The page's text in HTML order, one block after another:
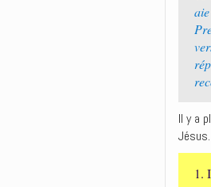
Il y a
Jésus.
1.